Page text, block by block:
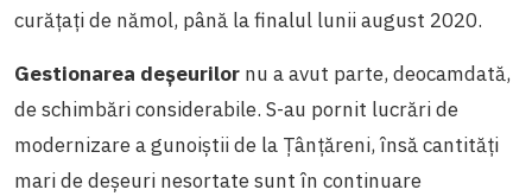
curățați de nămol, până la finalul lunii august 2020.
Gestionarea deșeurilor nu a avut parte, deocamdată,
de schimbări considerabile. S-au pornit lucrări de
modernizare a gunoiștii de la Țânțăreni, însă cantități
mari de deșeuri nesortate sunt în continuare